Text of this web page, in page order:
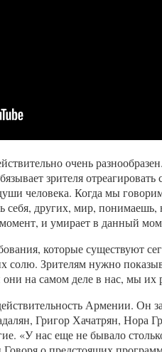
очень
зрителя
человека. Когда мы
себя, других, мир, понимаешь,
и умирает в данный
которые существуют
Зрителям нужно
они на самом деле в нас, мы их
Армении. Он
Григор Хачатрян,
«У нас еще не бывало